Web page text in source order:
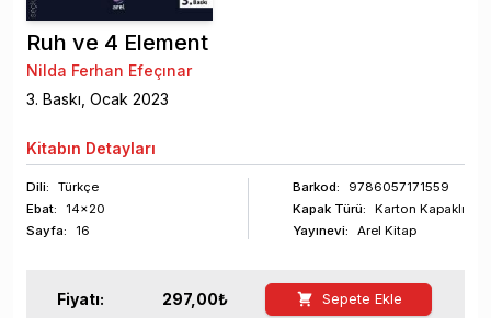
Ruh ve 4 Element
Nilda Ferhan Efeçınar
3. Baskı, Ocak 2023
Kitabın Detayları
Dili:
Türkçe
Ebat:
14x20
Sayfa: 16
Barkod:
9786057171559
Kapak Türü:
Karton Kapaklı
Yayınevi:
Arel Kitap
Fiyatı: 297,00₺ Sepete Ekle